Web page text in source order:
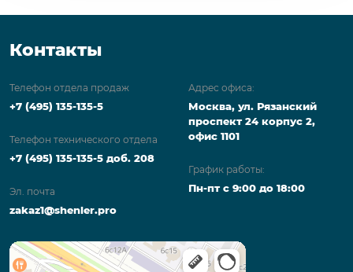
Контакты
Телефон отдела продаж
+7 (495) 135-135-5
Телефон технического отдела
+7 (495) 135-135-5 доб. 208
Эл. почта
zakaz1@shenler.pro
Адрес офиса:
Москва, ул. Рязанский
проспект 24 корпус 2,
офис 1101
График работы:
Пн-пт с 9:00 до 18:00